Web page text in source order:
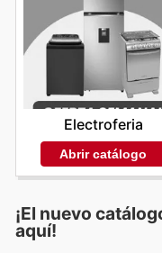
Electroferia
Abrir catálogo
¡El nuevo
aquí!